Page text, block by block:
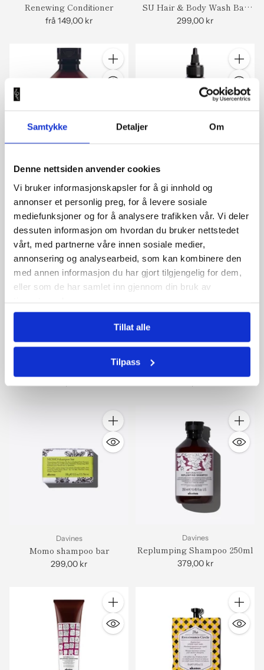
Samtykke Detaljer Om
Denne nettsiden anvender cookies
Vi bruker informasjonskapsler for å gi innhold og
annonser et personlig preg, for å levere sosiale
mediefunksjoner og for å analysere trafikken vår. Vi deler
dessuten informasjon om hvordan du bruker nettstedet
vårt, med partnerne våre innen sosiale medier,
annonsering og analysearbeid, som kan kombinere den
med annen informasjon du har gjort tilgjengelig for dem,
eller som de har samlet inn gjennom din bruk av
Tillat alle
Tilpass
Renewing Conditioner
frå 149,00 kr
SU Hair & Body Wash Bar
100ml
299,00 kr
Antall
Detoxifying Shampoo 250ml
379,00 kr
Antall
Rebalancing Cleansing
Treatment
339,00 kr
Antall
Superactive 100ml
Energizing Gel 150ml
Antall
Davines
Momo shampoo bar
299,00 kr
Antall
Davines
Replumping Shampoo 250ml
379,00 kr
Antall Antall